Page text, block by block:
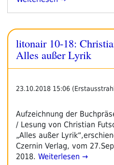
Wiese:
Wehrt
Euch!
Du
Dich
Einer
Demokratie
Engagieren
Und
Die
litonair 10-18:
Alles außer Lyrik
23.10.2018 15:06
Aufzeichnung der
/ Lesung von Christian
„Alles außer
Czernin Verlag, vom
2018. Weiterlesen →